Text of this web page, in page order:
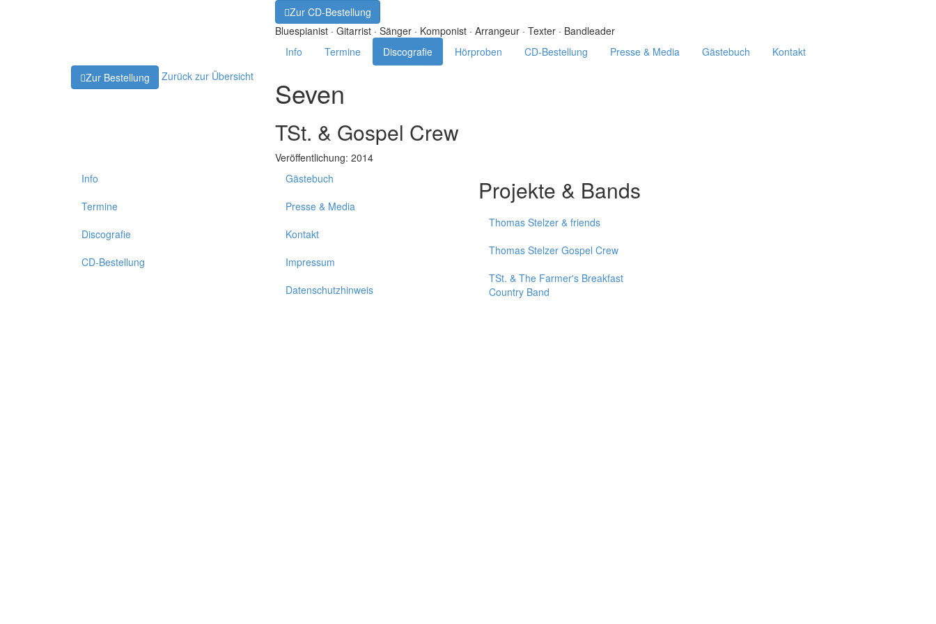
Zur CD-Bestellung
Bluespianist · Gitarrist · Sänger · Komponist · Arrangeur · Texter · Bandleader
Info
Termine Discografie Hörproben CD-Bestellung Presse & Media Gästebuch
Kontakt
Zur Bestellung
Zurück zur Übersicht Seven
TSt. & Gospel Crew
Veröffentlichung: 2014
Info
Termine
Discografie
CD-Bestellung
Gästebuch
Presse & Media
Kontakt
Impressum
Datenschutzhinweis
Projekte & Bands
Thomas Stelzer & friends
Thomas Stelzer Gospel Crew
TSt. & The Farmer's Breakfast
Country Band